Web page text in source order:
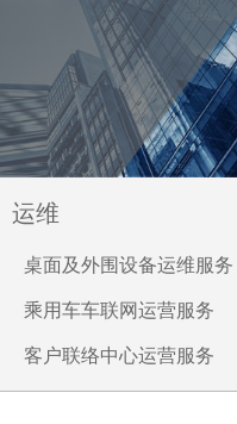
运维
桌面及外围设备运维服务
乘用车车联网运营服务
客户联络中心运营服务